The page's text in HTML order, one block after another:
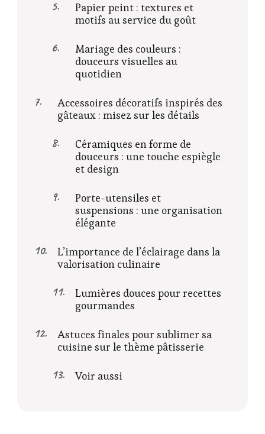
Papier peint : textures et
motifs au service du goût
Mariage des couleurs :
douceurs visuelles au
quotidien
Accessoires décoratifs inspirés des
gâteaux : misez sur les détails
Céramiques en forme de
douceurs : une touche espiègle
et design
Porte-utensiles et
suspensions : une organisation
élégante
L’importance de l’éclairage dans la
valorisation culinaire
Lumières douces pour recettes
gourmandes
Astuces finales pour sublimer sa
cuisine sur le thème pâtisserie
Voir aussi